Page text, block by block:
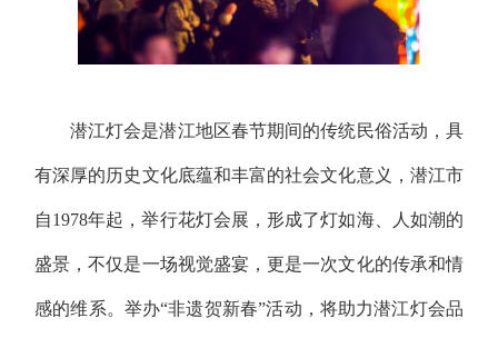
潜江灯会是潜江地区春节期间的传统民俗活动，具
有深厚的历史文化底蕴和丰富的社会文化意义，潜江市
自1978年起，举行花灯会展，形成了灯如海、人如潮的
盛景，不仅是一场视觉盛宴，更是一次文化的传承和情
感的维系。举办“非遗贺新春”活动，将助力潜江灯会品